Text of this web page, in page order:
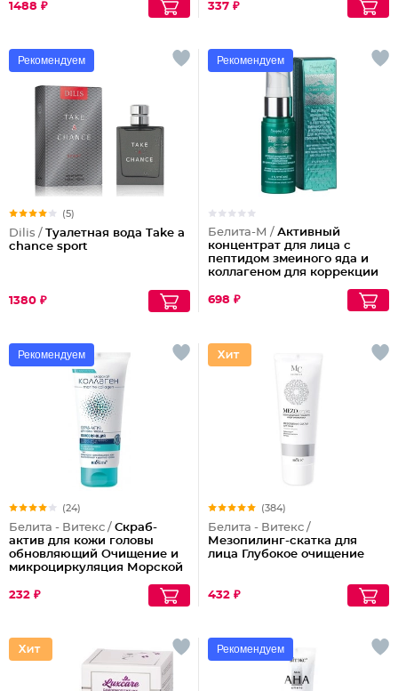
1488 ₽ 337 ₽
Рекомендуем
(5)
Dilis / Туалетная вода Take a
chance sport
1380 ₽
Рекомендуем
Белита-М / Активный
концентрат для лица с
пептидом змеиного яда и
коллагеном для коррекции
698 ₽
Рекомендуем
(24)
Белита - Витекс / Скраб-
актив для кожи головы
обновляющий Очищение и
микроциркуляция Морской
232 ₽
(384)
Белита - Витекс /
Мезопилинг-скатка для
лица Глубокое очищение
432 ₽
Рекомендуем